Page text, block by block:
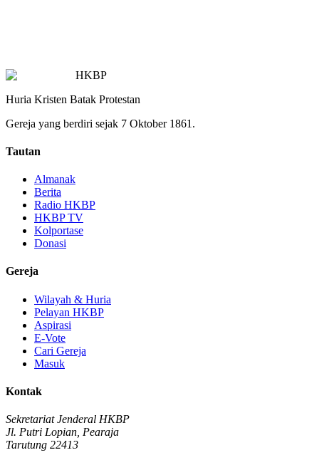
HKBP
Huria Kristen Batak Protestan
Gereja yang berdiri sejak 7 Oktober 1861.
Tautan
Almanak
Berita
Radio HKBP
HKBP TV
Kolportase
Donasi
Gereja
Wilayah & Huria
Pelayan HKBP
Aspirasi
E-Vote
Cari Gereja
Masuk
Kontak
Sekretariat Jenderal HKBP
Jl. Putri Lopian, Pearaja
Tarutung 22413